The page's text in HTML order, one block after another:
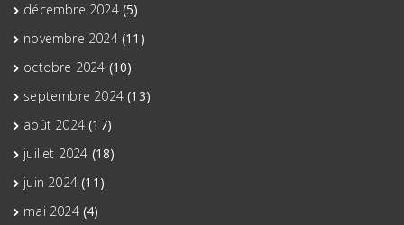
décembre 2024(5)
novembre 2024(11)
octobre 2024 (10)
septembre 2024 (13)
août 2024 (17)
juillet 2024 (18)
juin 2024 (11)
mai 2024(4)